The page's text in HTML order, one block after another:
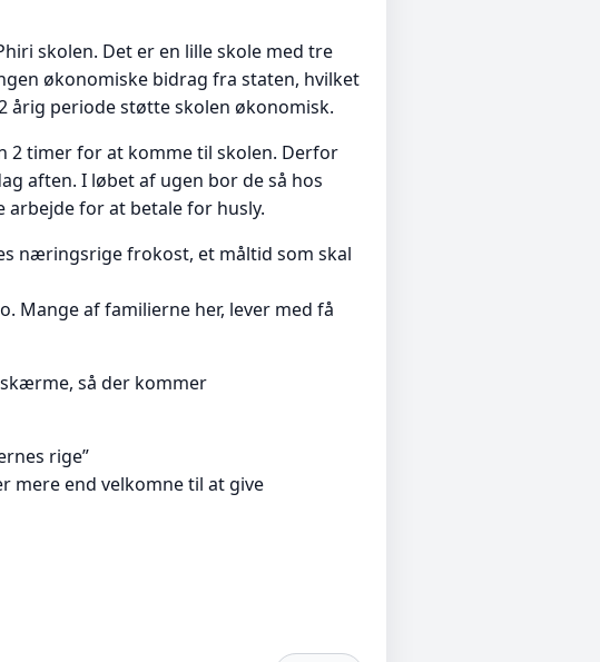
skolen. Det er en lille skole med tre
økonomiske bidrag fra staten, hvilket
årig periode støtte skolen økonomisk.
2 timer for at komme til skolen. Derfor
aften. I løbet af ugen bor de så hos
for at betale for husly.
næringsrige frokost, et måltid som skal
Mange af familierne her, lever med få
så der kommer
rige”
mere end velkomne til at give